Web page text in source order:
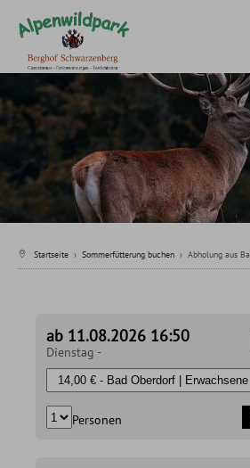
Home
Sommerfütterung buchen
Winterfütterung buchen
Kontakt
08326 8163
Warenkorb ist
Startseite › Sommerfütterung buchen › Abholung aus
ab 11.08.2026 16:50
Dienstag -
Personen